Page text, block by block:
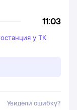
11:03
у ТК
Увидели ошибку?